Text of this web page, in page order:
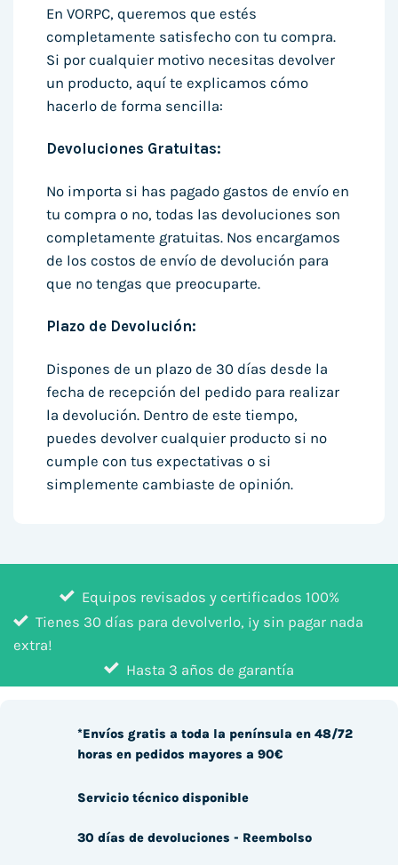
En VORPC, queremos que estés
completamente satisfecho con tu compra.
Si por cualquier motivo necesitas devolver
un producto, aquí te explicamos cómo
hacerlo de forma sencilla:
Devoluciones Gratuitas:
No importa si has pagado gastos de envío en
tu compra o no, todas las devoluciones son
completamente gratuitas. Nos encargamos
de los costos de envío de devolución para
que no tengas que preocuparte.
Plazo de Devolución:
Dispones de un plazo de 30 días desde la
fecha de recepción del pedido para realizar
la devolución. Dentro de este tiempo,
puedes devolver cualquier producto si no
cumple con tus expectativas o si
simplemente cambiaste de opinión.
Equipos revisados y certificados 100%
Tienes 30 días para devolverlo, ¡y sin pagar nada
extra!
Hasta 3 años de garantía
*Envíos gratis a toda la península en 48/72
horas en pedidos mayores a 90€
Servicio técnico disponible
30 días de devoluciones - Reembolso